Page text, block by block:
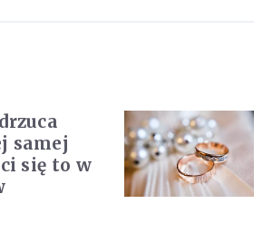
samej
się to w